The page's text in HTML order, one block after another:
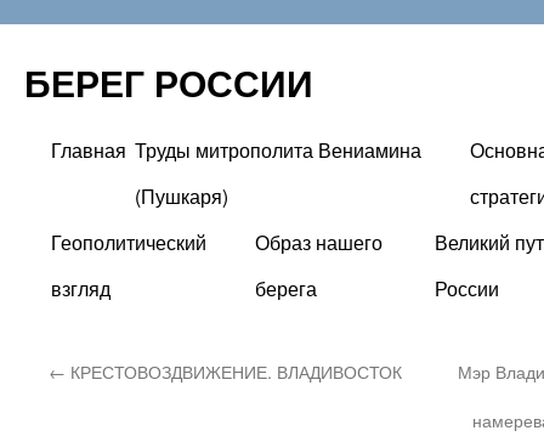
БЕРЕГ РОССИИ
Перейти
содержимому
Главная Труды митрополита Вениамина
(Пушкаря)
Геополитический
взгляд
Образ нашего
берега
Великий
России
← КРЕСТОВОЗДВИЖЕНИЕ. ВЛАДИВОСТОК
Мэр